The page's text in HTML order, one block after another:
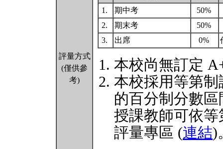
評量方式
(僅供參
考)
1.
期中考
50%
2.
期末考
50%
3.
出席 0%
本校尚無訂定
本校採用等第
的百分制分數
授課教師可依
評量專區 (連結)